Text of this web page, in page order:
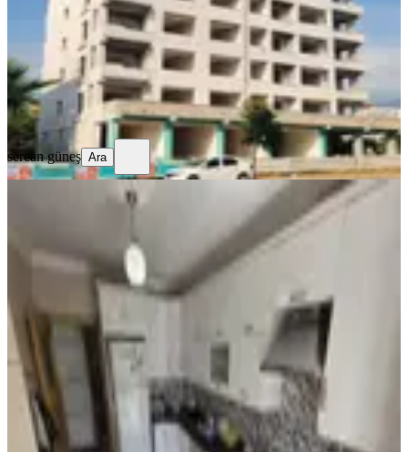
4+1·175 m² · 2. Kat· 31.07.2026
8.500.000 ₺
sercan güneş
Ara
sercan güneş Ara
Acilll! Sahibinden Ara Katta
Asansörlü Geniş Full Yapılı 3+1
Merkez, Yedi Ocak Mahallesi
3+1·135 m²· 21.07.2026
2.800.000 ₺
Çakır Gayrimenkul Hüseyin Çakır